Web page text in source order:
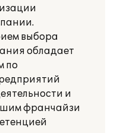
выбора
обладает
по
и
франчайзи